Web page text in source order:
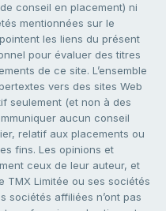
conseil en placement) ni
mentionnées sur le
les liens du présent
pour évaluer des titres
de ce site. L’ensemble
vers des sites Web
seulement (et non à des
aucun conseil
relatif aux placements ou
fins. Les opinions et
ceux de leur auteur, et
TMX Limitée ou ses sociétés
sociétés affiliées n’ont pas